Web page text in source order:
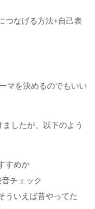
つなげる方法+自己表
マを決めるのでもいい
したが、以下のよう
すめか
チェック
ういえば昔やってた